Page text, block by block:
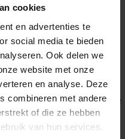
cookies
en advertenties te
social media te bieden
Ook delen we
website met onze
en analyse. Deze
combineren met andere
of die ze hebben
van hun services.
has occurred while
the browser console for more
.